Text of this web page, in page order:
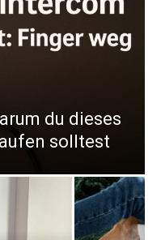
du dieses
solltest